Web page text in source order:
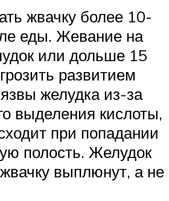
жвачку более 10-
еды. Жевание на
или дольше 15
развитием
желудка из-за
выделения кислоты,
при попадании
полость. Желудок
выплюнут, а не